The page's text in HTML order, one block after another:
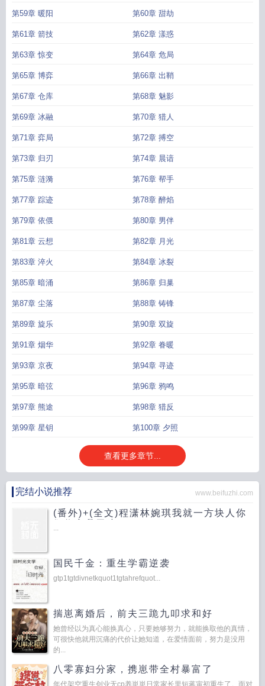
第59章 暖阳 第60章 甜劫
第61章 箭技 第62章 漾惑
第63章 惊变 第64章 危局
第65章 博弈 第66章 出鞘
第67章 仓库 第68章 魅影
第69章 冰融 第70章 猎人
第71章 弈局 第72章 搏空
第73章 归刃 第74章 晨谙
第75章 涟漪 第76章 帮手
第77章 踪迹 第78章 醉焰
第79章 依偎 第80章 男伴
第81章 云想 第82章 月光
第83章 淬火 第84章 冰裂
第85章 暗涌 第86章 归巢
第87章 尘落 第88章 铸锋
第89章 旋乐 第90章 双旋
第91章 烟华 第92章 眷暖
第93章 京夜 第94章 寻迹
第95章 暗弦 第96章 鸦鸣
第97章 熊途 第98章 猎反
第99章 星钥 第100章 夕照
查看更多章节...
完结小说推荐 www.beifuzhi.com
(番外)+(全文)程潇林婉琪我就一方块人你
...
国民千金：重生学霸逆袭
gtp1tgtdivnetkquot1tgtahrefquot...
揣崽离婚后，前夫三跪九叩求和好
她曾经以为真心能换真心，只要她够努力，就能换取他的真情，
可很快他就用沉痛的代价让她知道，在爱情面前，努力是没用
的...
八零寡妇分家，携崽带全村暴富了
年代架空重生创业无cp养崽崽日常家长里短蒋寅初重生了。面对